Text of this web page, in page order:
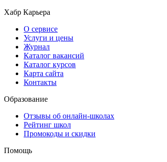
Хабр Карьера
О сервисе
Услуги и цены
Журнал
Каталог вакансий
Каталог курсов
Карта сайта
Контакты
Образование
Отзывы об онлайн-школах
Рейтинг школ
Промокоды и скидки
Помощь